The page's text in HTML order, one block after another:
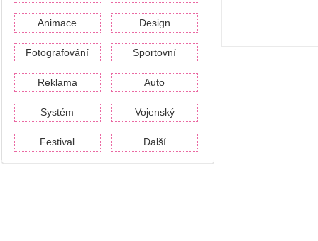
Animace Design
Fotografování Sportovní
Reklama Auto
Systém Vojenský
Festival Další